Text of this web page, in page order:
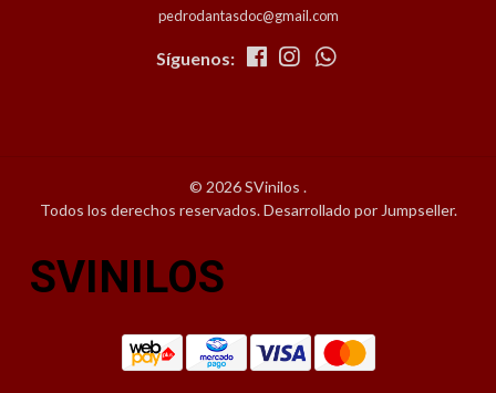
pedrodantasdoc@gmail.com
Síguenos:
© 2026 SVinilos .
Todos los derechos reservados.Desarrollado por Jumpseller.
SVINILOS